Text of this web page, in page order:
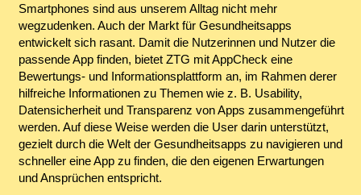
Smartphones sind aus unserem Alltag nicht mehr
wegzudenken. Auch der Markt für Gesundheitsapps
entwickelt sich rasant. Damit die Nutzerinnen und Nutzer die
passende App finden, bietet ZTG mit AppCheck eine
Bewertungs- und Informationsplattform an, im Rahmen derer
hilfreiche Informationen zu Themen wie z. B. Usability,
Datensicherheit und Transparenz von Apps zusammengeführt
werden. Auf diese Weise werden die User darin unterstützt,
gezielt durch die Welt der Gesundheitsapps zu navigieren und
schneller eine App zu finden, die den eigenen Erwartungen
und Ansprüchen entspricht.